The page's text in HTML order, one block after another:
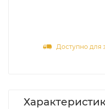
Доступно для